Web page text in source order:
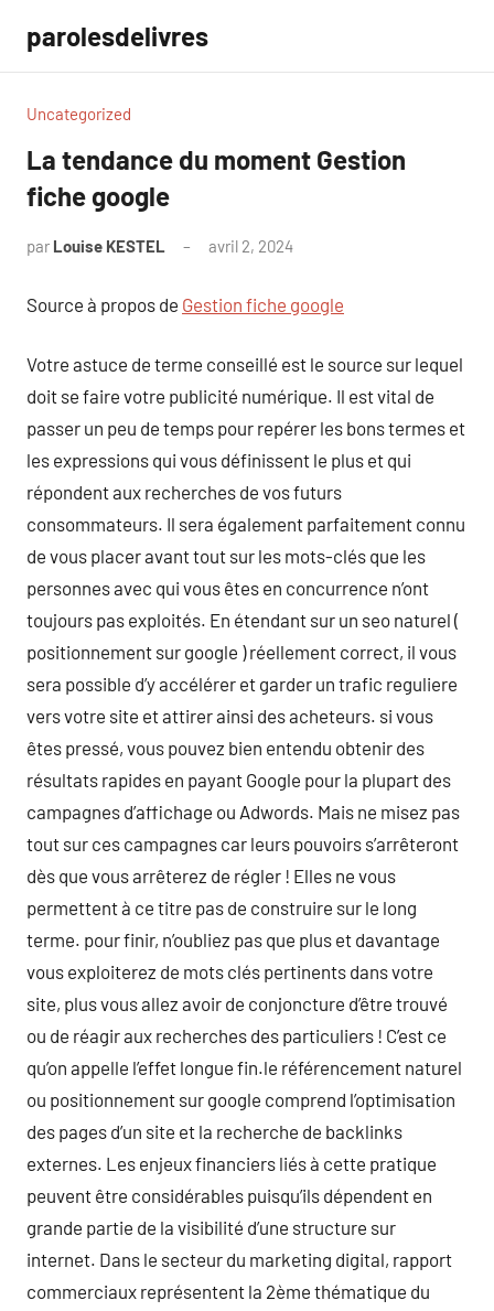
contenu
parolesdelivres
Uncategorized
La tendance du moment Gestion
fiche google
par Louise KESTEL avril 2, 2024
Source à propos de Gestion fiche google
Votre astuce de terme conseillé est le source sur lequel
doit se faire votre publicité numérique. Il est vital de
passer un peu de temps pour repérer les bons termes et
les expressions qui vous définissent le plus et qui
répondent aux recherches de vos futurs
consommateurs. Il sera également parfaitement connu
de vous placer avant tout sur les mots-clés que les
personnes avec qui vous êtes en concurrence n’ont
toujours pas exploités. En étendant sur un seo naturel (
positionnement sur google ) réellement correct, il vous
sera possible d’y accélérer et garder un trafic reguliere
vers votre site et attirer ainsi des acheteurs. si vous
êtes pressé, vous pouvez bien entendu obtenir des
résultats rapides en payant Google pour la plupart des
campagnes d’affichage ou Adwords. Mais ne misez pas
tout sur ces campagnes car leurs pouvoirs s’arrêteront
dès que vous arrêterez de régler ! Elles ne vous
permettent à ce titre pas de construire sur le long
terme. pour finir, n’oubliez pas que plus et davantage
vous exploiterez de mots clés pertinents dans votre
site, plus vous allez avoir de conjoncture d’être trouvé
ou de réagir aux recherches des particuliers ! C’est ce
qu’on appelle l’effet longue fin.le référencement naturel
ou positionnement sur google comprend l’optimisation
des pages d’un site et la recherche de backlinks
externes. Les enjeux financiers liés à cette pratique
peuvent être considérables puisqu’ils dépendent en
grande partie de la visibilité d’une structure sur
internet. Dans le secteur du marketing digital, rapport
commerciaux représentent la 2ème thématique du